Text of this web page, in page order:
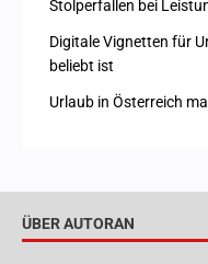
Stolperfallen bei
Digitale Vignetten für
beliebt ist
Urlaub in Österreich
ÜBER AUTORAN